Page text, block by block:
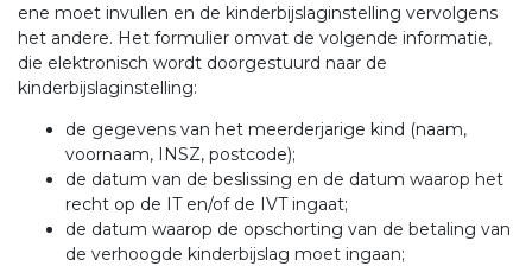
ene moet invullen en de kinderbijslaginstelling vervolgens
het andere. Het formulier omvat de volgende informatie,
die elektronisch wordt doorgestuurd naar de
kinderbijslaginstelling:
de gegevens van het meerderjarige kind (naam,
voornaam, INSZ, postcode);
de datum van de beslissing en de datum waarop het
recht op de IT en/of de IVT ingaat;
de datum waarop de opschorting van de betaling van
de verhoogde kinderbijslag moet ingaan;